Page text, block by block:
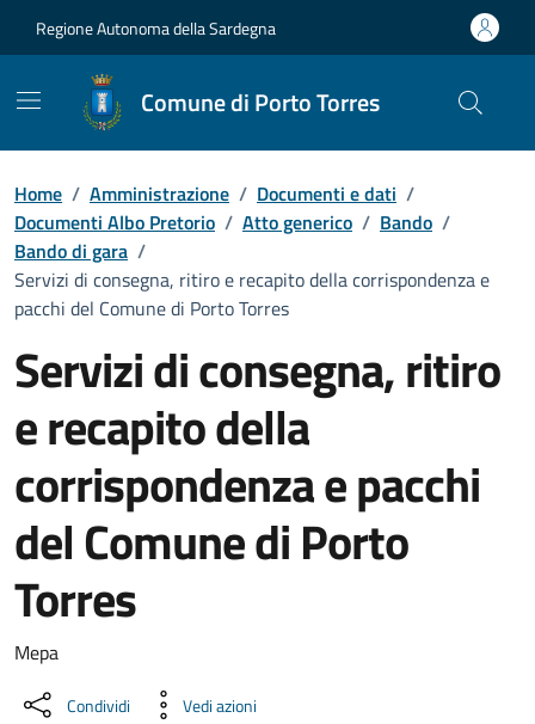
Regione Autonoma della Sardegna
Comune di Porto Torres
Home / Amministrazione / Documenti e dati /
Documenti Albo Pretorio / Atto generico / Bando /
Bando di gara /
Servizi di consegna, ritiro e recapito della corrispondenza e
pacchi del Comune di Porto Torres
Servizi di consegna, ritiro
e recapito della
corrispondenza e pacchi
del Comune di Porto
Torres
Dettaglio del documento
Mepa
Condividi Vedi azioni